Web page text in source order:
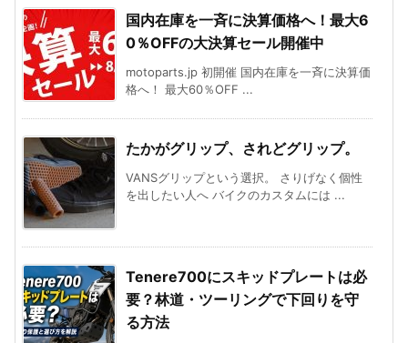
国内在庫を一斉に決算価格へ！最大6
0％OFFの大決算セール開催中
motoparts.jp 初開催 国内在庫を一斉に決算価
格へ！ 最大60％OFF ...
たかがグリップ、されどグリップ。
VANSグリップという選択。 さりげなく個性
を出したい人へ バイクのカスタムには ...
Tenere700にスキッドプレートは必
要？林道・ツーリングで下回りを守
る方法